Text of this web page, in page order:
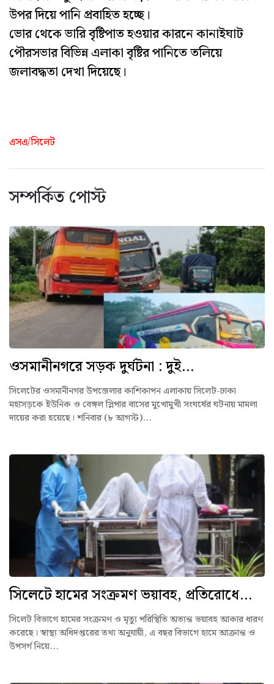
উপর দিয়ে পানি প্রবাহিত হচ্ছে।
ভোর থেকে ভারি বৃষ্টিপাত হওয়ার কারনে কানাইঘাট
পৌরসভার বিভিন্ন এলাকা বৃষ্টির পানিতে তলিয়ে
জলাবদ্ধতা দেখা দিয়েছে।
এসএ/সিলেট
সম্পর্কিত পোস্ট
ওসমানীনগরে সড়ক দুর্ঘটনা : দুই...
সিলেটের ওসমানীনগর উপজেলার কাশিকাপন এলাকায় সিলেট-ঢাকা
মহাসড়কে ইউনিক ও বেঙ্গল স্লিপার বাসের মুখোমুখী সংঘর্ষের ঘটনায় মামলা
দায়ের করা হয়েছে। শনিবার (৮ আগস্ট)...
সিলেটে হামের সংক্রমণ ভয়াবহ, প্রতিরোধে...
সিলেট বিভাগে হামের সংক্রমণ ও মৃত্যু পরিস্থিতি অত্যন্ত ভয়াবহ আকার ধারণ
করেছে। স্বাস্থ্য অধিদপ্তরের তথ্য অনুযায়ী, এ বছর বিভাগে হামে আক্রান্ত ও
উপসর্গ নিয়ে...